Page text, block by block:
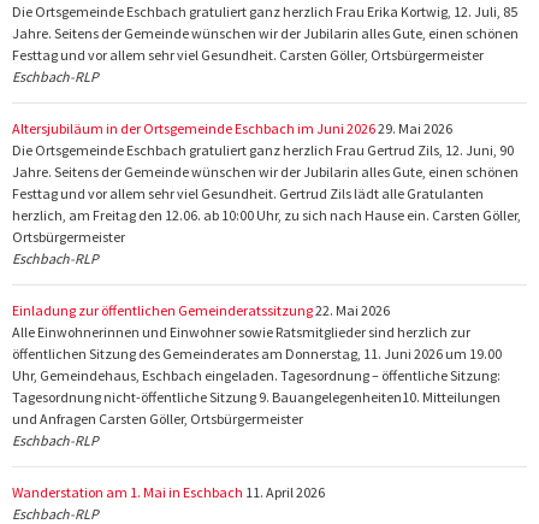
Die Ortsgemeinde Eschbach gratuliert ganz herzlich Frau Erika Kortwig, 12. Juli, 85
Jahre. Seitens der Gemeinde wünschen wir der Jubilarin alles Gute, einen schönen
Festtag und vor allem sehr viel Gesundheit. Carsten Göller, Ortsbürgermeister
Eschbach-RLP
Altersjubiläum in der Ortsgemeinde Eschbach im Juni 202629. Mai 2026
Die Ortsgemeinde Eschbach gratuliert ganz herzlich Frau Gertrud Zils, 12. Juni, 90
Jahre. Seitens der Gemeinde wünschen wir der Jubilarin alles Gute, einen schönen
Festtag und vor allem sehr viel Gesundheit. Gertrud Zils lädt alle Gratulanten
herzlich, am Freitag den 12.06. ab 10:00 Uhr, zu sich nach Hause ein. Carsten Göller,
Ortsbürgermeister
Eschbach-RLP
Einladung zur öffentlichen Gemeinderatssitzung22. Mai 2026
Alle Einwohnerinnen und Einwohner sowie Ratsmitglieder sind herzlich zur
öffentlichen Sitzung des Gemeinderates am Donnerstag, 11. Juni 2026 um 19.00
Uhr, Gemeindehaus, Eschbach eingeladen. Tagesordnung – öffentliche Sitzung:
Tagesordnung nicht-öffentliche Sitzung 9. Bauangelegenheiten10. Mitteilungen
und Anfragen Carsten Göller, Ortsbürgermeister
Eschbach-RLP
Wanderstation am 1. Mai in Eschbach 11. April 2026
Eschbach-RLP